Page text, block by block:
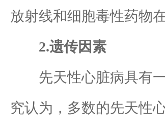
放射线和细胞毒性药物
2.遗传因素
先天性心脏病具有一
究认为，多数的先天性